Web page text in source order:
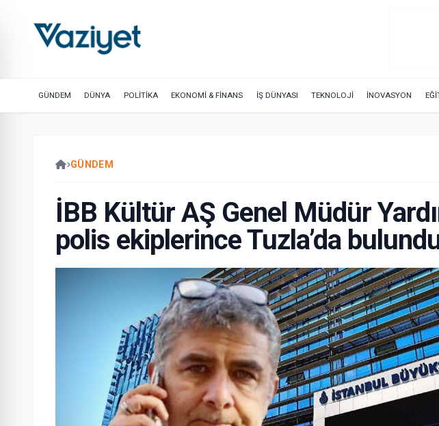
GÜNDEM DÜNYA POLİTİKA EKONOMİ & FİNANS İŞ DÜNYASI TEKNOLOJİ İNOVASYON
GÜNDEM
İBB Kültür AŞ Genel Müdür
polis ekiplerince Tuzla’da